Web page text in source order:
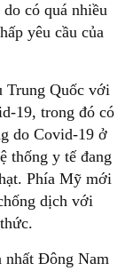
có quá nhiều
yêu cầu của
Trung Quốc với
19, trong đó có
do Covid-19 ở
thống y tế đang
Phía Mỹ mới
dịch với
nhất Đông Nam